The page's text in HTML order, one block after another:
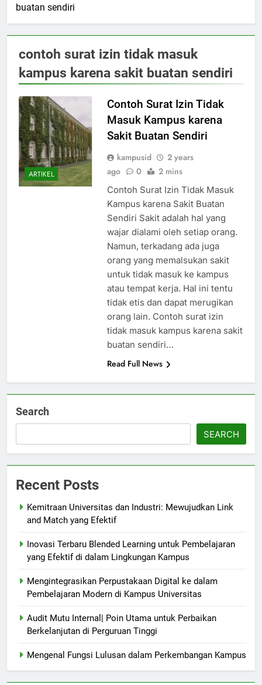
buatan sendiri
contoh surat izin tidak masuk
kampus karena sakit buatan sendiri
ARTIKEL
Contoh Surat Izin Tidak
Masuk Kampus karena
Sakit Buatan Sendiri
kampusid
2 years
ago
0 2 mins
Contoh Surat Izin Tidak Masuk
Kampus karena Sakit Buatan
Sendiri Sakit adalah hal yang
wajar dialami oleh setiap orang.
Namun, terkadang ada juga
orang yang memalsukan sakit
untuk tidak masuk ke kampus
atau tempat kerja. Hal ini tentu
tidak etis dan dapat merugikan
orang lain. Contoh surat izin
tidak masuk kampus karena sakit
buatan sendiri…
Read Full News
Search
SEARCH
Recent Posts
Kemitraan Universitas dan Industri: Mewujudkan Link
and Match yang Efektif
Inovasi Terbaru Blended Learning untuk Pembelajaran
yang Efektif di dalam Lingkungan Kampus
Mengintegrasikan Perpustakaan Digital ke dalam
Pembelajaran Modern di Kampus Universitas
Audit Mutu Internal| Poin Utama untuk Perbaikan
Berkelanjutan di Perguruan Tinggi
Mengenal Fungsi Lulusan dalam Perkembangan Kampus